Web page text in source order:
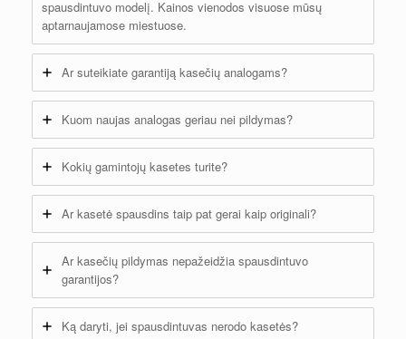
spausdintuvo modelį. Kainos vienodos visuose mūsų
aptarnaujamose miestuose.
Ar suteikiate garantiją kasečių analogams?
Kuom naujas analogas geriau nei pildymas?
Kokių gamintojų kasetes turite?
Ar kasetė spausdins taip pat gerai kaip originali?
Ar kasečių pildymas nepažeidžia spausdintuvo
garantijos?
Ką daryti, jei spausdintuvas nerodo kasetės?